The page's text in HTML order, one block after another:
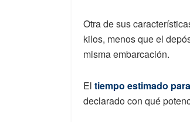
Otra de sus
kilos, menos que el
misma embarcación.
El tiempo estimado
declarado con qué